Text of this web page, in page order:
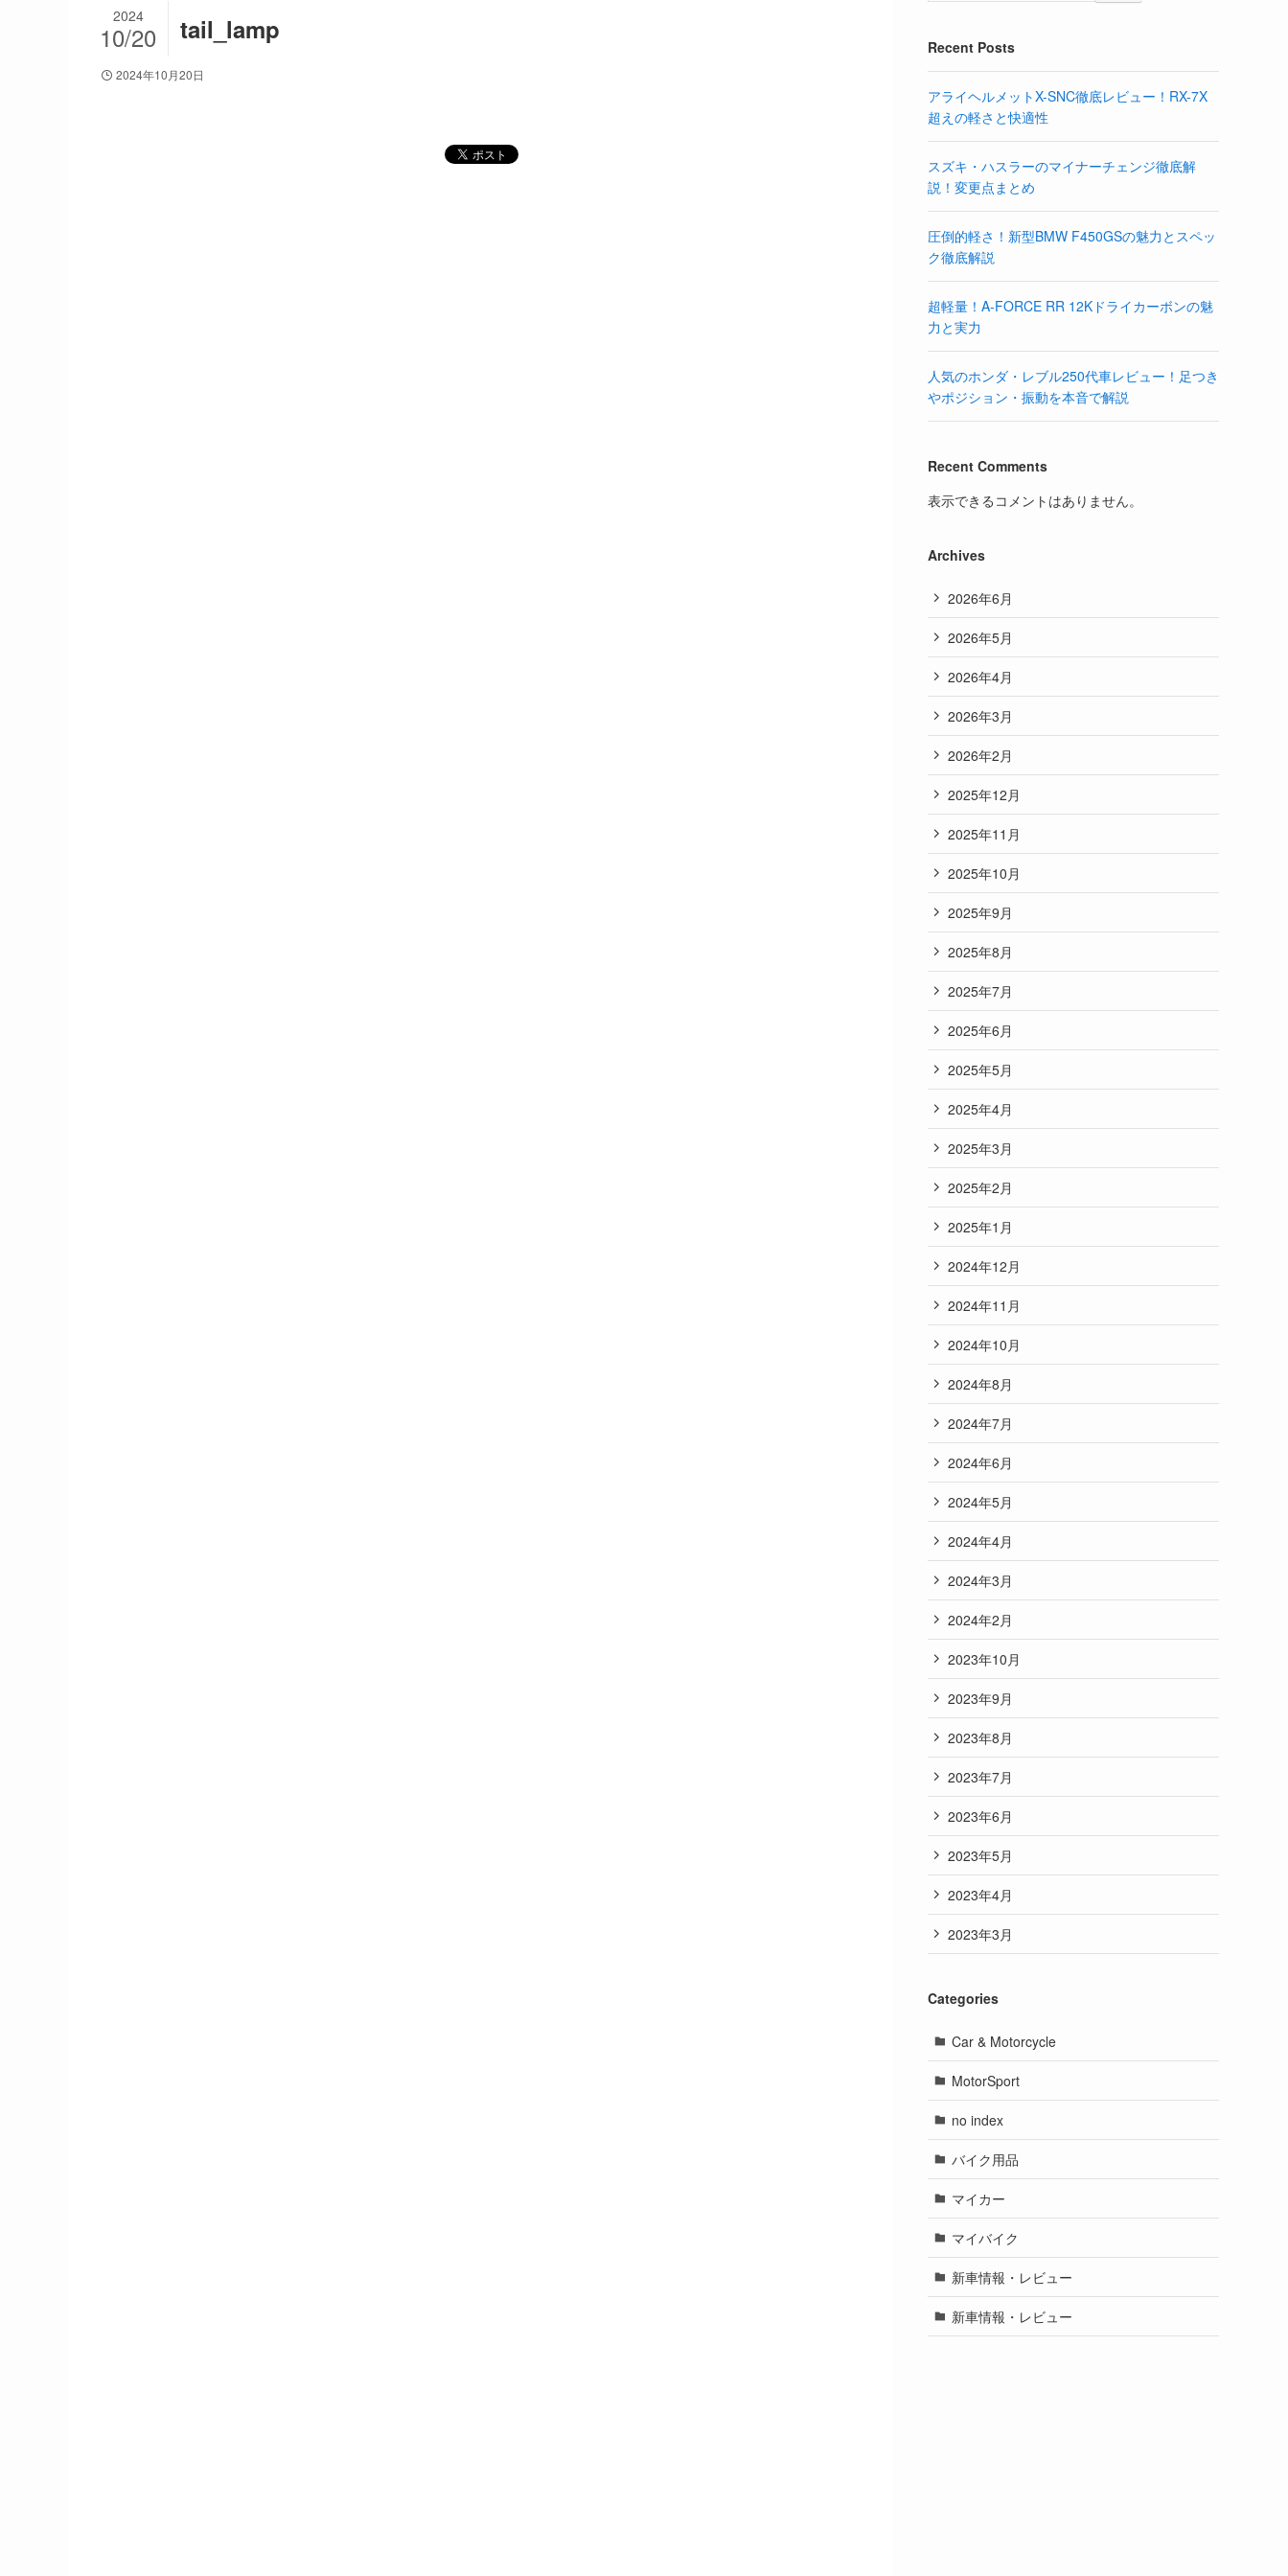
tail_lamp
2024
10/20
2024年10月20日
Recent Posts
アライヘルメットX-SNC徹底レビュー！RX-7X
超えの軽さと快適性
スズキ・ハスラーのマイナーチェンジ徹底解
説！変更点まとめ
圧倒的軽さ！新型BMW F450GSの魅力とスペッ
ク徹底解説
超軽量！A-FORCE RR 12Kドライカーボンの魅
力と実力
人気のホンダ・レブル250代車レビュー！足つき
やポジション・振動を本音で解説
Recent Comments
表示できるコメントはありません。
Archives
2026年6月
2026年5月
2026年4月
2026年3月
2026年2月
2025年12月
2025年11月
2025年10月
2025年9月
2025年8月
2025年7月
2025年6月
2025年5月
2025年4月
2025年3月
2025年2月
2025年1月
2024年12月
2024年11月
2024年10月
2024年8月
2024年7月
2024年6月
2024年5月
2024年4月
2024年3月
2024年2月
2023年10月
2023年9月
2023年8月
2023年7月
2023年6月
2023年5月
2023年4月
2023年3月
Categories
Car & Motorcycle
MotorSport
no index
バイク用品
マイカー
マイバイク
新車情報・レビュー
新車情報・レビュー